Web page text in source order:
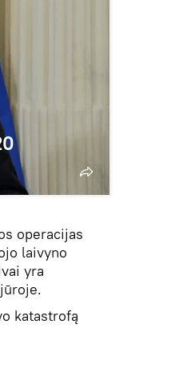
operacijas
laivyno
yra
katastrofą